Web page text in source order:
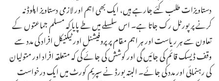
دستاویزات طلب کئے جارہے ہیں، ایک بھی اہم اور لازمی دستاویز اپلوڈ نہ
کرنے پر پورٹل رک جاتا ہے۔ اس سلسلے میں طے پایا کہ مسلم جماعتوں کے
تعاون سے ہر ریاست اور ہر اہم مقام پر پروفیشنل اور ٹیکنیکل افراد کی مدد سے
وقف ڈیسک قائم کی جائیں گی اور کوشش کی جائے گی کہ متعلقہ افراد اور متولیان
کی رہنمائی اور مدد کی جائے۔ البتہ بورڈ نے سپریم کورٹ میں ایک درخواست